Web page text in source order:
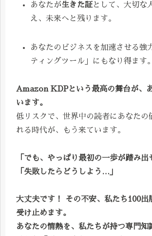
あなたが生きた証として、大切な
え、未来へと残ります。
あなたのビジネスを加速させる強
ティングツール」にもなり得ます。
Amazon KDPという最高の舞台が、
います。
低リスクで、世界中の読者にあなたの
れる時代が、もう来ています。
「でも、やっぱり最初の一歩が踏み出
「失敗したらどうしよう…」
大丈夫です！ その不安、私たち100出
受け止めます。
あなたの情熱を、私たちが持つ専門知